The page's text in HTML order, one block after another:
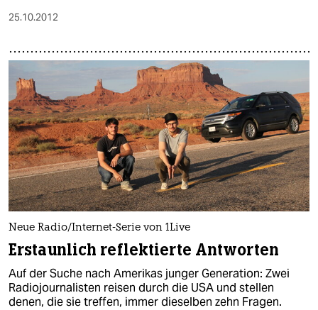
25.10.2012
Neue Radio/Internet-Serie von 1Live
Erstaunlich reflektierte Antworten
Auf der Suche nach Amerikas junger Generation: Zwei
Radiojournalisten reisen durch die USA und stellen
denen, die sie treffen, immer dieselben zehn Fragen.